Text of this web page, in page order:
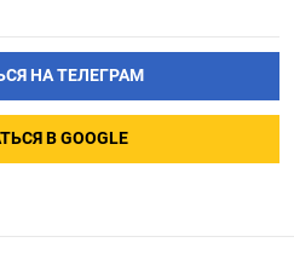
НА ТЕЛЕГРАМ
В GOOGLE